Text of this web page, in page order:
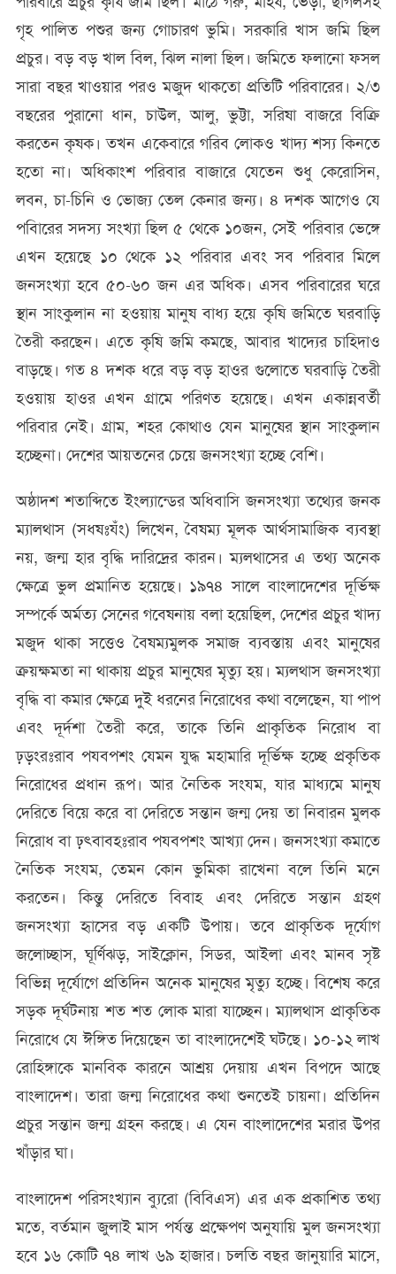
গৃহ পালিত পশুর জন্য গোচারণ ভুমি। সরকারি খাস জমি ছিল
প্রচুর। বড় বড় খাল বিল, ঝিল নালা ছিল। জমিতে ফলানো ফসল
সারা বছর খাওয়ার পরও মজুদ থাকতো প্রতিটি পরিবারের। ২/৩
বছরের পুরানো ধান, চাউল, আলু, ভুট্টা, সরিষা বাজরে বিক্রি
করতেন কৃষক। তখন একেবারে গরিব লোকও খাদ্য শস্য কিনতে
হতো না। অধিকাংশ পরিবার বাজারে যেতেন শুধু কেরোসিন,
লবন, চা-চিনি ও ভোজ্য তেল কেনার জন্য। ৪ দশক আগেও যে
পবিারের সদস্য সংখ্যা ছিল ৫ থেকে ১০জন, সেই পরিবার ভেঙ্গে
এখন হয়েছে ১০ থেকে ১২ পরিবার এবং সব পরিবার মিলে
জনসংখ্যা হবে ৫০-৬০ জন এর অধিক। এসব পরিবারের ঘরে
স্থান সাংকুলান না হওয়ায় মানুষ বাধ্য হয়ে কৃষি জমিতে ঘরবাড়ি
তৈরী করছেন। এতে কৃষি জমি কমছে, আবার খাদ্যের চাহিদাও
বাড়ছে। গত ৪ দশক ধরে বড় বড় হাওর গুলোতে ঘরবাড়ি তৈরী
হওয়ায় হাওর এখন গ্রামে পরিণত হয়েছে। এখন একান্নবর্তী
পরিবার নেই। গ্রাম, শহর কোথাও যেন মানুষের স্থান সাংকুলান
হচ্ছেনা। দেশের আয়তনের চেয়ে জনসংখ্যা হচ্ছে বেশি।
অষ্ঠাদশ শতাব্দিতে ইংল্যান্ডের অধিবাসি জনসংখ্যা তথ্যের জনক
ম্যালথাস (সধষঃযঁং) লিখেন, বৈষম্য মূলক আর্থসামাজিক ব্যবস্থা
নয়, জন্ম হার বৃদ্ধি দারিদ্রের কারন। ম্যলথাসের এ তথ্য অনেক
ক্ষেত্রে ভুল প্রমানিত হয়েছে। ১৯৭৪ সালে বাংলাদেশের দূর্ভিক্ষ
সম্পর্কে অর্মত্য সেনের গবেষনায় বলা হয়েছিল, দেশের প্রচুর খাদ্য
মজুদ থাকা সত্তেও বৈষম্যমুলক সমাজ ব্যবস্তায় এবং মানুষের
ক্রয়ক্ষমতা না থাকায় প্রচুর মানুষের মৃত্যু হয়। ম্যলথাস জনসংখ্যা
বৃদ্ধি বা কমার ক্ষেত্রে দুই ধরনের নিরোধের কথা বলেছেন, যা পাপ
এবং দূর্দশা তৈরী করে, তাকে তিনি প্রাকৃতিক নিরোধ বা
ঢ়ড়ংরঃরাব পযবপশং যেমন যুদ্ধ মহামারি দূর্ভিক্ষ হচ্ছে প্রকৃতিক
নিরোধের প্রধান রূপ। আর নৈতিক সংযম, যার মাধ্যমে মানুষ
দেরিতে বিয়ে করে বা দেরিতে সন্তান জন্ম দেয় তা নিবারন মুলক
নিরোধ বা ঢ়ৎবাবহঃরাব পযবপশং আখ্যা দেন। জনসংখ্যা কমাতে
নৈতিক সংযম, তেমন কোন ভুমিকা রাখেনা বলে তিনি মনে
করতেন। কিন্তু দেরিতে বিবাহ এবং দেরিতে সন্তান গ্রহণ
জনসংখ্যা হৃাসের বড় একটি উপায়। তবে প্রাকৃতিক দূর্যোগ
জলোচ্ছাস, ঘূর্ণিঝড়, সাইক্লোন, সিডর, আইলা এবং মানব সৃষ্ট
বিভিন্ন দূর্যোগে প্রতিদিন অনেক মানুষের মৃত্যু হচ্ছে। বিশেষ করে
সড়ক দূর্ঘটনায় শত শত লোক মারা যাচ্ছেন। ম্যালথাস প্রাকৃতিক
নিরোধে যে ঈঙ্গিত দিয়েছেন তা বাংলাদেশেই ঘটছে। ১০-১২ লাখ
রোহিঙ্গাকে মানবিক কারনে আশ্রয় দেয়ায় এখন বিপদে আছে
বাংলাদেশ। তারা জন্ম নিরোধের কথা শুনতেই চায়না। প্রতিদিন
প্রচুর সন্তান জন্ম গ্রহন করছে। এ যেন বাংলাদেশের মরার উপর
খাঁড়ার ঘা।
বাংলাদেশ পরিসংখ্যান ব্যুরো (বিবিএস) এর এক প্রকাশিত তথ্য
মতে, বর্তমান জুলাই মাস পর্যন্ত প্রক্ষেপণ অনুযায়ি মুল জনসংখ্যা
হবে ১৬ কোটি ৭৪ লাখ ৬৯ হাজার। চলতি বছর জানুয়ারি মাসে,